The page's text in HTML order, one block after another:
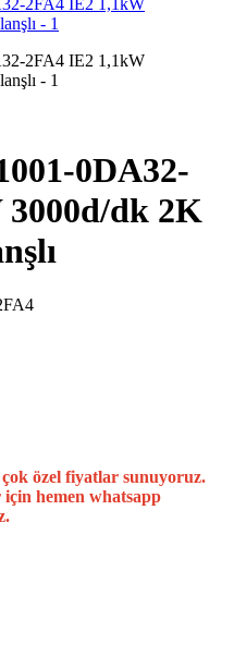
0DA32-
3000d/dk 2K
özel fiyatlar sunuyoruz.
hemen whatsapp